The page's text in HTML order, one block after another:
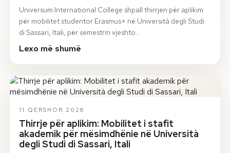
Universum International College shpall thirrjen për aplikim
për mobilitet studentor Erasmus+ në Università degli Studi
di Sassari, Itali, për semestrin vjeshto…
Lexo më shumë
11 QERSHOR 2026
Thirrje për aplikim: Mobilitet i stafit
akademik për mësimdhënie në Università
degli Studi di Sassari, Itali